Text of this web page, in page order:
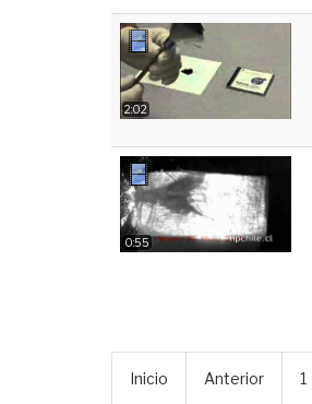
2:02
0:55
Inicio Anterior 1